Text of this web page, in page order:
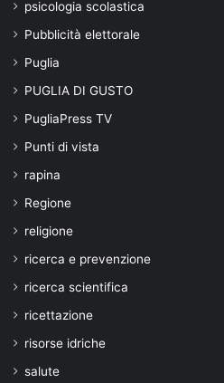
psicologia scolastica
Pubblicità elettorale
Puglia
PUGLIA DI GUSTO
PugliaPress TV
Punti di vista
rapina
Regione
religione
ricerca e prevenzione
ricerca scientifica
ricettazione
risorse idriche
salute